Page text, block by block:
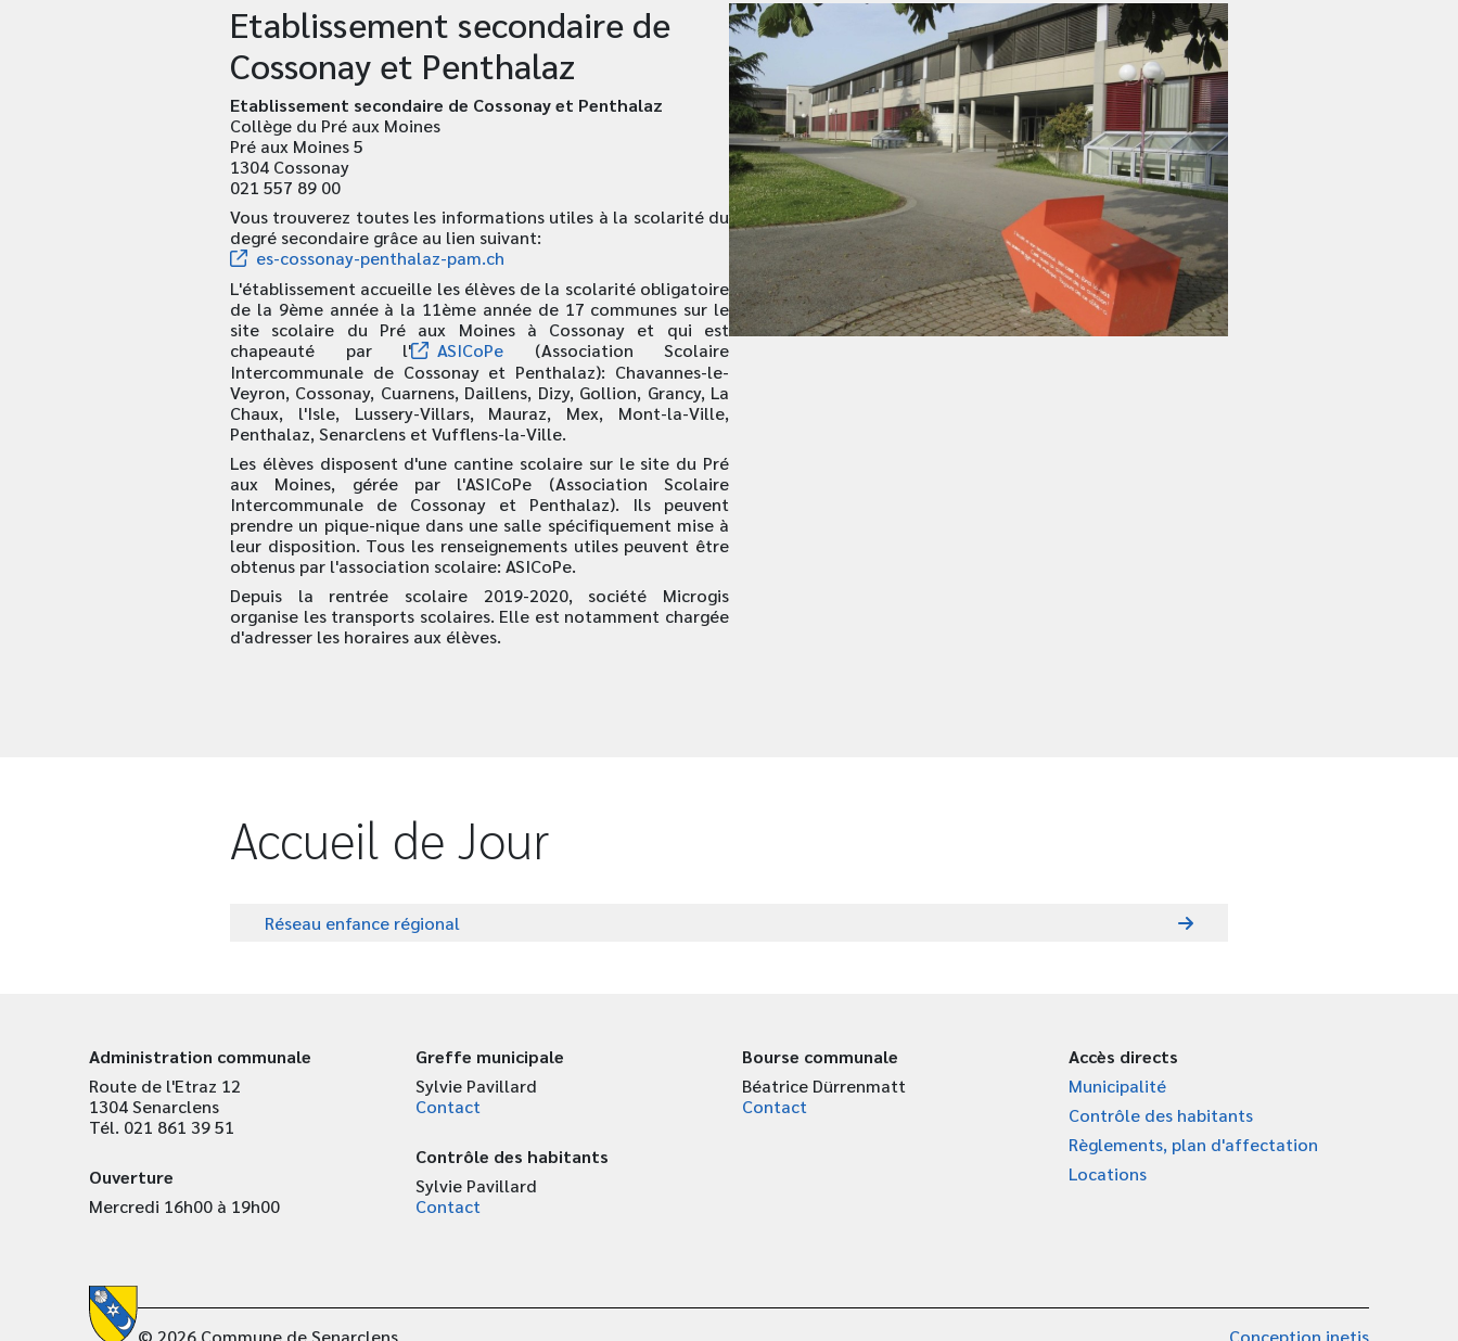
Etablissement secondaire de
Cossonay et Penthalaz
Etablissement secondaire de Cossonay et Penthalaz
Collège du Pré aux Moines
Pré aux Moines 5
1304 Cossonay
021 557 89 00
Vous trouverez toutes les informations utiles à la scolarité du
degré secondaire grâce au lien suivant:
es-cossonay-penthalaz-pam.ch
L'établissement accueille les élèves de la scolarité obligatoire
de la 9ème année à la 11ème année de 17 communes sur le
site scolaire du Pré aux Moines à Cossonay et qui est
chapeauté par l'
ASICoPe (Association Scolaire
Intercommunale de Cossonay et Penthalaz): Chavannes-le-
Veyron, Cossonay, Cuarnens, Daillens, Dizy, Gollion, Grancy, La
Chaux, l'Isle, Lussery-Villars, Mauraz, Mex, Mont-la-Ville,
Penthalaz, Senarclens et Vufflens-la-Ville.
Les élèves disposent d'une cantine scolaire sur le site du Pré
aux Moines, gérée par l'ASICoPe (Association Scolaire
Intercommunale de Cossonay et Penthalaz). Ils peuvent
prendre un pique-nique dans une salle spécifiquement mise à
leur disposition. Tous les renseignements utiles peuvent être
obtenus par l'association scolaire: ASICoPe.
Depuis la rentrée scolaire 2019-2020, société Microgis
organise les transports scolaires. Elle est notamment chargée
d'adresser les horaires aux élèves.
Accueil de Jour
Réseau enfance régional
Administration communale
Route de l'Etraz 12
1304 Senarclens
Tél. 021 861 39 51
Ouverture
Mercredi 16h00 à 19h00
Greffe municipale
Sylvie Pavillard
Contact
Contrôle des habitants
Sylvie Pavillard
Contact
Bourse communale
Béatrice Dürrenmatt
Contact
Accès directs
Municipalité
Contrôle des habitants
Règlements, plan d'affectation
Locations
© 2026 Commune de Senarclens Conception inetis